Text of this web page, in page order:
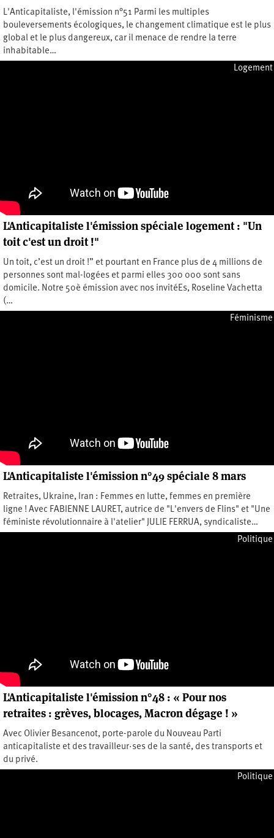
L'Anticapitaliste, l'émission n°51 Parmi les multiples
bouleversements écologiques, le changement climatique est le plus
global et le plus dangereux, car il menace de rendre la terre
inhabitable…
Vendredi 16 juin 2023
Logement
L'Anticapitaliste l'émission spéciale logement : "Un
toit c'est un droit !"
Un toit, c’est un droit !” et pourtant en France plus de 4 millions de
personnes sont mal-logées et parmi elles 300 000 sont sans
domicile. Notre 50è émission avec nos invitéEs, Roseline Vachetta
(…
Jeudi 6 avril 2023
Féminisme
L'Anticapitaliste l'émission n°49 spéciale 8 mars
Retraites, Ukraine, Iran : Femmes en lutte, femmes en première
ligne ! Avec FABIENNE LAURET, autrice de "L'envers de Flins" et "Une
féministe révolutionnaire à l'atelier" JULIE FERRUA, syndicaliste…
Mercredi 1 mars 2023
Politique
L'Anticapitaliste l'émission n°48 : « Pour nos
retraites : grèves, blocages, Macron dégage ! »
Avec Olivier Besancenot, porte-parole du Nouveau Parti
anticapitaliste et des travailleur·ses de la santé, des transports et
du privé.
Mercredi 25 janvier 2023
Politique